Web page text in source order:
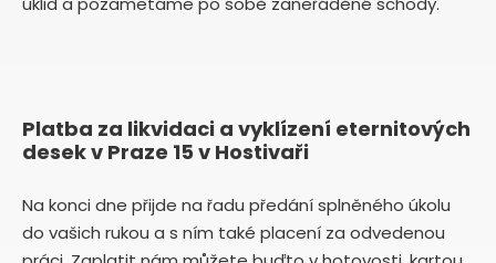
Platba za likvidaci a vyklízení eternitových
desek v Praze 15 v Hostivaři
Na konci dne přijde na řadu předání splněného úkolu
do vašich rukou a s ním také placení za odvedenou